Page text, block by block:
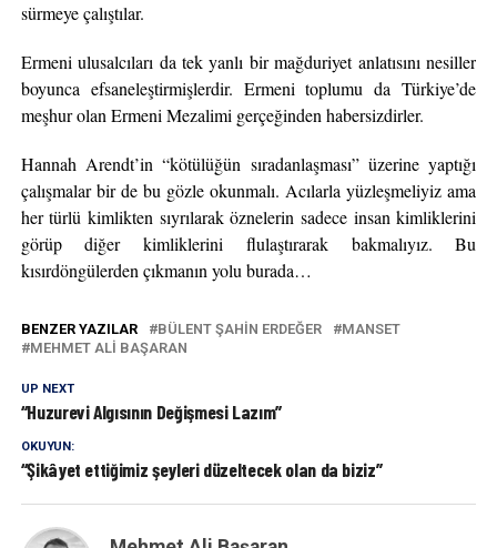
sürmeye çalıştılar.
Ermeni ulusalcıları da tek yanlı bir mağduriyet anlatısını nesiller
boyunca efsaneleştirmişlerdir. Ermeni toplumu da Türkiye’de
meşhur olan Ermeni Mezalimi gerçeğinden habersizdirler.
Hannah Arendt’in “kötülüğün sıradanlaşması” üzerine yaptığı
çalışmalar bir de bu gözle okunmalı. Acılarla yüzleşmeliyiz ama
her türlü kimlikten sıyrılarak öznelerin sadece insan kimliklerini
görüp diğer kimliklerini flulaştırarak bakmalıyız. Bu
kısırdöngülerden çıkmanın yolu burada…
BENZER YAZILAR BÜLENT ŞAHIN ERDEĞER
MANSET
MEHMET ALI BAŞARAN
UP NEXT
“Huzurevi Algısının Değişmesi Lazım”
OKUYUN:
“Şikâyet ettiğimiz şeyleri düzeltecek olan da biziz”